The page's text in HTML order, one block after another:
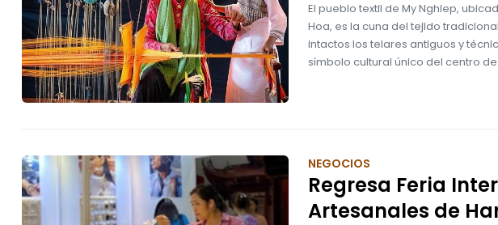
El pueblo textil de My Nghiep,
Hoa, es la cuna del tejido
intactos los telares antiguos y
símbolo cultural único del centro
NEGOCIOS
Regresa Feria
Artesanales de